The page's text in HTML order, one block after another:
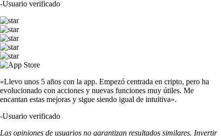
-Usuario verificado
«Llevo unos 5 años con la app. Empezó centrada en cripto, pero ha
evolucionado con acciones y nuevas funciones muy útiles. Me
encantan estas mejoras y sigue siendo igual de intuitiva».
-Usuario verificado
Las opiniones de usuarios no garantizan resultados similares. Invertir